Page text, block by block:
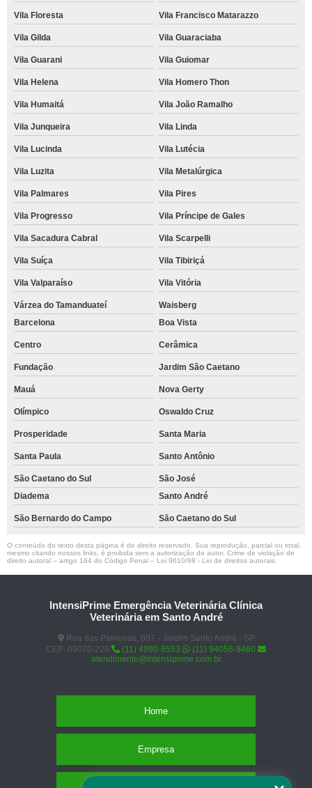
Vila Floresta Vila Francisco Matarazzo
Vila Gilda Vila Guaraciaba
Vila Guarani Vila Guiomar
Vila Helena Vila Homero Thon
Vila Humaitá Vila João Ramalho
Vila Junqueira Vila Linda
Vila Lucinda Vila Lutécia
Vila Luzita Vila Metalúrgica
Vila Palmares Vila Pires
Vila Progresso Vila Príncipe de Gales
Vila Sacadura Cabral Vila Scarpelli
Vila Suíça Vila Tibiriçá
Vila Valparaíso Vila Vitória
Várzea do Tamanduateí
Waisberg
Barcelona
Boa Vista
Centro Cerâmica
Fundação Jardim São Caetano
Mauá Nova Gerty
Olímpico Oswaldo Cruz
Prosperidade Santa Maria
Santa Paula Santo Antônio
São Caetano do Sul
São José
Diadema
Santo André
São Bernardo do Campo São Caetano do Sul
O conteúdo do texto desta página é de direito reservado. Sua reprodução, parcial ou total,
mesmo citando nossos links, é proibida sem a autorização do autor. Crime de violação de
direito autoral – artigo 184 do Código Penal – Lei 9610/98 - Lei de direitos autorais
IntensiPrime Emergência Veterinária Clínica
Veterinária em Santo André
Rua das Paineiras, 607 - Jardim Santo André - SP
CEP: 09070-220
(11) 4990-6553
(11) 94056-9460
atendimento@intensiprime.com.br
Home
Empresa